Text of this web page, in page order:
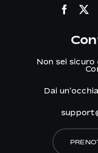
Non sei sicuro
Dai